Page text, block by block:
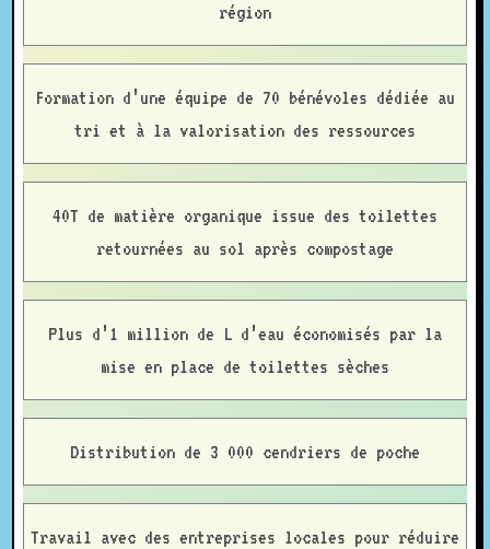
région
Formation d’une équipe de 70 bénévoles dédiée au
tri et à la valorisation des ressources
40T de matière organique issue des toilettes
retournées au sol après compostage
Plus d’1 million de L d’eau économisés par la
mise en place de toilettes sèches
Distribution de 3 000 cendriers de poche
Travail avec des entreprises locales pour réduire